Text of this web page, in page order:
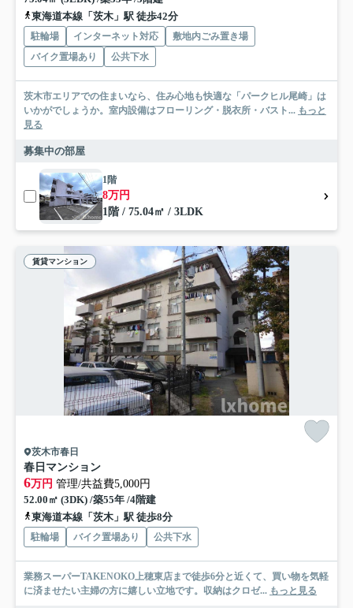
東海道本線「茨木」駅 徒歩42分
駐輪場 インターネット対応
敷地内ごみ置き場
バイク置場あり
公共下水
茨木市エリアでの住まいなら、住み心地も快適な「パークヒル尾崎」は
いかがでしょうか。室内設備はフローリング・脱衣所・バスト... もっと
見る
募集中の部屋
1階
8万円
1階 / 75.04㎡ / 3LDK
賃貸マンション
茨木市春日
春日マンション
6万円 管理/共益費5,000円
52.00㎡ (3DK) /築55年 /4階建
東海道本線「茨木」駅 徒歩8分
駐輪場 バイク置場あり 公共下水
業務スーパーTAKENOKO上穂東店まで徒歩6分と近くて、買い物を気軽
に済ませたい主婦の方に嬉しい立地です。収納はクロゼ... もっと見る